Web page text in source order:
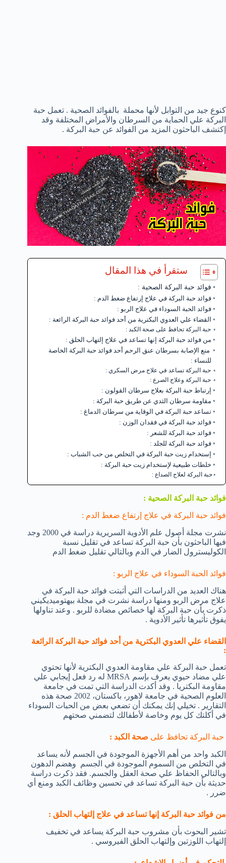
كنوع جيد من التوابل لأنها محملة بالفوائد الصحية . تعمل حبة
البركة علي الحماية من السرطان والأمراض المختلفة وقد
إكتشف الباحثون المزيد من الفوائد عن حبة البركة .
ستقرأ في هذا المقال
فوائد حبة البركة الصحية :
فوائد حبة البركة في علاج إرتفاع ضغط الدم :
فوائد الحبة السوداء في علاج الربو :
القضاء علي العدوي البكترية من أحد فوائد حبة البركة الرائعة :
حبة البركة تحافظ على صحة الكبد :
من فوائد حبة البركة إنها تساعد في علاج إلتهاب الحلق :
منع الإصابة بسرطان عنق الرحم أحد فوائد حبة البركة الخاصة
للنساء :
حبة البركة تساعد في علاج مرض السكري :
حبة البركة وعلاج الصرع :
إرتباط حبة البركة بعلاج سرطان القولون :
مقاومة سرطان الثدي عن طريق حبة البركة :
تساعد حبة البركة في الوقاية من سرطان الدماغ :
فوائد حبة البركة في فقدان الوزن :
فوائد حبة البركة للشعر :
فوائد حبة البركة للجلد :
إستخدام زيت حبة البركة في التخلص من حب الشباب :
خلطات طبيعية لإستخدام زيت حبة البركة :
حبة البركة لعلاج الصداع :
فوائد حبة البركة الصحية :
فوائد حبة البركة في علاج إرتفاع ضغط الدم :
نشرت مجلة أصول علم الأدوية السريرية دراسة في 2000 وجد
فيها الباحثون بأن حبة البركة تساعد في تقليل نسبة
الكوليسترول الضار في الدم وبالتالي تقليل ضغط الدم
فوائد الحبة السوداء في علاج الربو :
هناك العديد من الدراسات التي أثبتت فوائد حبة البركة في
علاج مرض الربو ومنها دراسة نشرت في مجلة بيهتوميديكيني
ذكرت بأن حبة البركة لها خصائص مضادة للربو . وعند تناولها
يفوق تأثيرها تأثير الأدوية .
القضاء علي العدوي البكترية من أحد فوائد حبة البركة الرائعة
:
تعمل حبة البركة علي مقاومة العدوي البكترية لأنها تحتوي
علي مضاد حيوي يعرف بإسم MRSA له رد فعل إيجابي علي
مقاومة البكتريا . وقد أكدت الدراسة التي تمت في جامعة
العلوم الصحية في جامعة لاهور، باكستان، 2002 صحة هذه
التقارير . تخيلي إنك يمكنك أن تضعي بعض من الحبات السوداء
في أكلتك كل يوم وخاصة لأطفالك لتضمني صحتهم
حبة البركة تحافظ على صحة الكبد :
الكبد واحد من أهم الأجهزة الموجودة في الجسم لأنه يساعد
في التخلص من السموم الموجودة في الجسم وهضم الدهون
وبالتالي الحفاظ علي صحة العقل والجسم. فقد ذكرت دراسة
حديثة بأن حبة البركة تساعد في تحسين وظائف الكبد ومنع أي
ضرر .
من فوائد حبة البركة إنها تساعد في علاج إلتهاب الحلق :
تشير البحوث بأن مشروب حبة البركة يساعد في تخفيف
إلتهاب اللوزتين وإلتهاب الحلق الفيروسي .